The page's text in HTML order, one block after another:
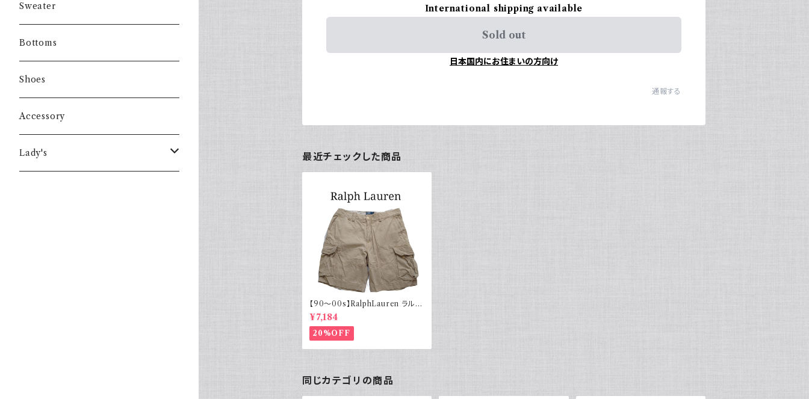
International shipping available
Sold out
日本国内にお住まいの方向け
通報する
最近チェックした商品
【90～00s】RalphLauren ラルフ
ローレン カーゴショーツ ベージュ
¥7,184
20%OFF
同じカテゴリの商品
Sweater
Bottoms
Shoes
Accessory
Lady's